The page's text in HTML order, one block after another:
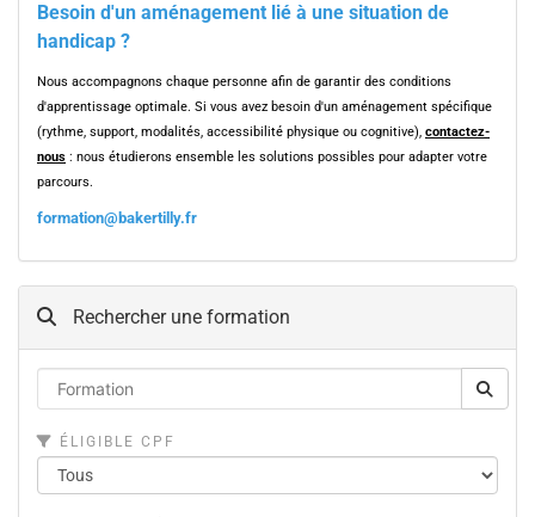
Besoin d'un aménagement lié à une situation de
handicap ?
Nous accompagnons chaque personne afin de garantir des conditions
d'apprentissage optimale. Si vous avez besoin d'un aménagement spécifique
(rythme, support, modalités, accessibilité physique ou cognitive), contactez-
nous : nous étudierons ensemble les solutions possibles pour adapter votre
parcours.
formation@bakertilly.fr
Rechercher une formation
ÉLIGIBLE CPF